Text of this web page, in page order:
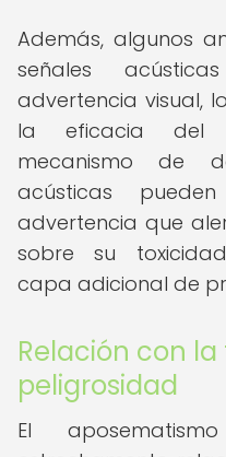
Además, algunos
señales
advertencia visual,
la eficacia del
mecanismo de
acústicas
advertencia que
sobre su
capa adicional de
Relación con
peligrosidad
El